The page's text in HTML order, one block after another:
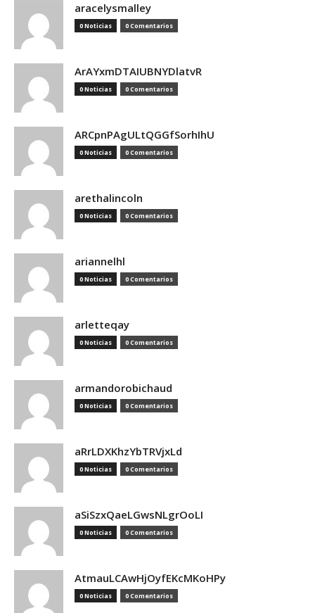
aracelysmalley
0 Noticias 0 Comentarios
ArAYxmDTAIUBNYDlatvR
0 Noticias 0 Comentarios
ARCpnPAgULtQGGfSorhIhU
0 Noticias 0 Comentarios
arethalincoln
0 Noticias 0 Comentarios
ariannelhl
0 Noticias 0 Comentarios
arletteqay
0 Noticias 0 Comentarios
armandorobichaud
0 Noticias 0 Comentarios
aRrLDXKhzYbTRVjxLd
0 Noticias 0 Comentarios
aSiSzxQaeLGwsNLgrOoLI
0 Noticias 0 Comentarios
AtmauLCAwHjOyfEKcMKoHPy
0 Noticias 0 Comentarios